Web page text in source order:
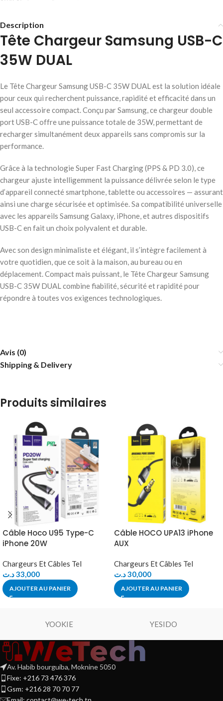
Description
Tête Chargeur Samsung USB-C
35W DUAL
Le Tête Chargeur Samsung USB-C 35W DUAL est la solution idéale
pour ceux qui recherchent puissance, rapidité et efficacité dans un
seul accessoire compact. Conçu par Samsung, ce chargeur double
port USB-C offre une puissance totale de 35W, permettant de
recharger simultanément deux appareils sans compromis sur la
performance.
Grâce à la technologie Super Fast Charging (PPS & PD 3.0), ce
chargeur ajuste intelligemment la puissance délivrée selon le type
d’appareil connecté smartphone, tablette ou accessoires — assurant
ainsi une charge sécurisée et optimisée. Sa compatibilité universelle
avec les appareils Samsung Galaxy, iPhone, et autres dispositifs
USB-C en fait un choix polyvalent et durable.
Avec son design minimaliste et élégant, il s’intègre facilement à
votre quotidien, que ce soit à la maison, au bureau ou en
déplacement. Compact mais puissant, le Tête Chargeur Samsung
USB-C 35W DUAL combine fiabilité, sécurité et rapidité pour
répondre à toutes vos exigences technologiques.
Avis (0)
Shipping & Delivery
Produits similaires
Câble Hoco U95 Type-C
iPhone 20W
Chargeurs Et Câbles Tel
33,000د.ت
AJOUTER AU PANIER
Câble HOCO UPA13 iPhone
AUX
Chargeurs Et Câbles Tel
30,000د.ت
AJOUTER AU PANIER
YOOKIE YESIDO
Av. Habib bourguiba, Moknine 5050
Fixe: +216 73 476 376
Gsm: +216 28 70 70 77